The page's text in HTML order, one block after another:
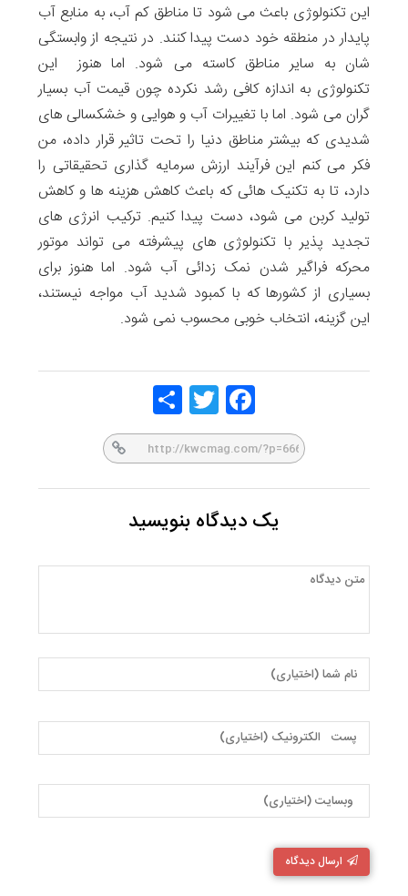
این تکنولوژی باعث می شود تا مناطق کم آب، به منابع آب
پایدار در منطقه خود دست پیدا کنند. در نتیجه از وابستگی
شان به سایر مناطق کاسته می شود. اما هنوز این
تکنولوژی به اندازه کافی رشد نکرده چون قیمت آب بسیار
گران می شود. اما با تغییرات آب و هوایی و خشکسالی های
شدیدی که بیشتر مناطق دنیا را تحت تاثیر قرار داده، من
فکر می کنم این فرآیند ارزش سرمایه گذاری تحقیقاتی را
دارد، تا به تکنیک هائی که باعث کاهش هزینه ها و کاهش
تولید کربن می شود، دست پیدا کنیم. ترکیب انرژی های
تجدید پذیر با تکنولوژی های پیشرفته می تواند موتور
محرکه فراگیر شدن نمک زدائی آب شود. اما هنوز برای
بسیاری از کشورها که با کمبود شدید آب مواجه نیستند،
این گزینه، انتخاب خوبی محسوب نمی شود.
Face
book
Twitt
er
یک دیدگاه بنویسید
ارسال دیدگاه